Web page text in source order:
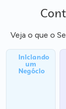
Veja o que o
Iniciando
um
Negócio